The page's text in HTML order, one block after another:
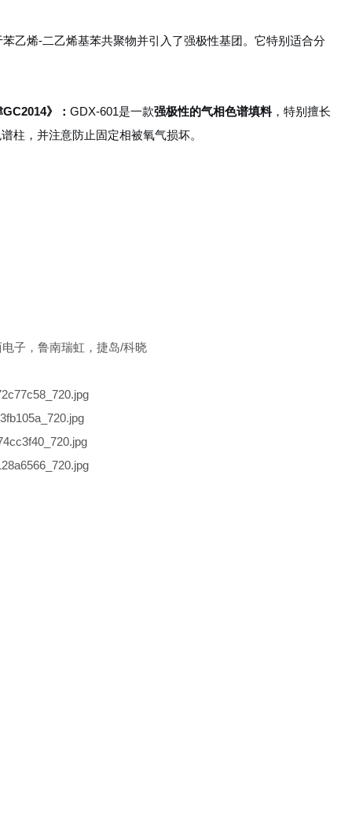
苯乙烯-二乙烯基苯共聚物并引入了强极性基团。它特别适合分
》： GDX-601是一款强极性的气相色谱填料，特别擅长
柱，并注意防止固定相被氧气损坏。
子，鲁南瑞虹，捷岛/科晓